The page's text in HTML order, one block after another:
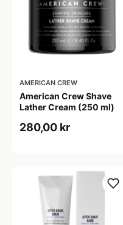
AMERICAN CREW
American Crew Shave
Lather Cream (250 ml)
280,00 kr